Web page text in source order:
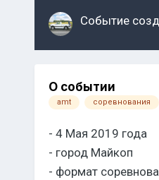
Событие
О событии
amt соревнования
- 4 Мая 2019 года
- город Майкоп
- формат